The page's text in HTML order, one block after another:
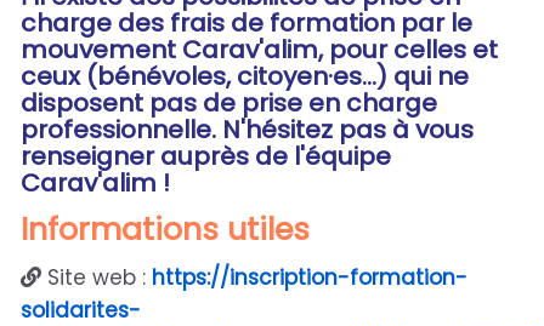
charge des frais de formation par le
mouvement Carav'alim, pour celles et
ceux (bénévoles, citoyen·es...) qui ne
disposent pas de prise en charge
professionnelle. N'hésitez pas à vous
renseigner auprès de l'équipe
Carav'alim !
Informations utiles
Site web : https://inscription-formation-
solidarites-